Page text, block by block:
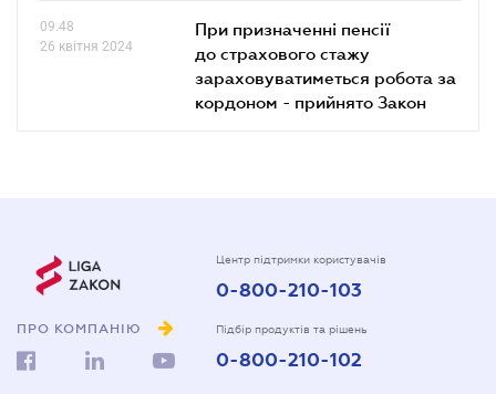
09.48
26 квітня 2024
При призначенні пенсії
до страхового стажу
зараховуватиметься робота за
кордоном - прийнято Закон
ПРО КОМПАНІЮ
Центр підтримки користувачів
0-800-210-103
Підбір продуктів та рішень
0-800-210-102